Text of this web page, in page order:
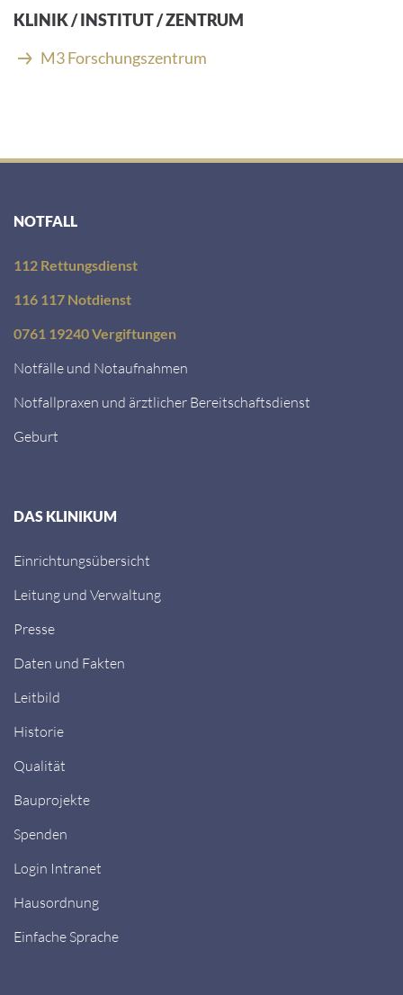
i
l
-
A
s
KLINIK / INSTITUT / ZENTRUM
M3 Forschungszentrum
NOTFALL
112 Rettungsdienst
116 117 Notdienst
0761 19240 Vergiftungen
Notfälle und Notaufnahmen
Notfallpraxen und ärztlicher Bereitschaftsdienst
Geburt
DAS KLINIKUM
Einrichtungsübersicht
Leitung und Verwaltung
Presse
Daten und Fakten
Leitbild
Historie
Qualität
Bauprojekte
Spenden
Login Intranet
Hausordnung
Einfache Sprache